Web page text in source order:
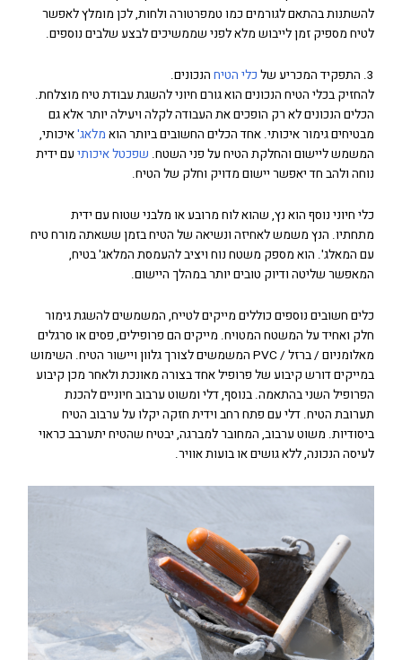
להשתנות בהתאם לגורמים כמו טמפרטורה ולחות, לכן מומלץ לאפשר
לטיח מספיק זמן לייבוש מלא לפני שממשיכים לבצע שלבים נוספים.
3. התפקיד המכריע של כלי הטיח הנכונים.
להחזיק בכלי הטיח הנכונים הוא גורם חיוני להשגת עבודת טיח מוצלחת.
הכלים הנכונים לא רק הופכים את העבודה לקלה ויעילה יותר אלא גם
מבטיחים גימור איכותי. אחד הכלים החשובים ביותר הוא מלאג'איכותי,
המשמש ליישום והחלקת הטיח על פני השטח. שפכטל איכותי עם ידית
נוחה ולהב חד יאפשר יישום מדויק וחלק של הטיח.
כלי חיוני נוסף הוא נץ, שהוא לוח מרובע או מלבני שטוח עם ידית
מתחתיו. הנץ משמש לאחיזה ונשיאה של הטיח בזמן ששאתה מורח טיח
עם המאלג'. הוא מספק משטח נוח ויציב להעמסת המלאג' בטיח,
המאפשר שליטה ודיוק טובים יותר במהלך היישום.
כלים חשובים נוספים כוללים מייקים לטייח, המשמשים להשגת גימור
חלק ואחיד על המשטח המטויח. מייקים הם פרופילים, פסים או סרגלים
מאלומניום / ברזל / PVC המשמשים לצורך גלוון ויישור הטיח. השימוש
במייקים דורש קיבוע של פרופיל אחד בצורה מאונכת ולאחר מכן קיבוע
הפרופיל השני בהתאמה. בנוסף, דלי ומשוט ערבוב חיוניים להכנת
תערובת הטיח. דלי עם פתח רחב וידית חזקה יקלו על ערבוב הטיח
ביסודיות. משוט ערבוב, המחובר למברגה, יבטיח שהטיח יתערבב כראוי
לעיסה הנכונה, ללא גושים או בועות אוויר.